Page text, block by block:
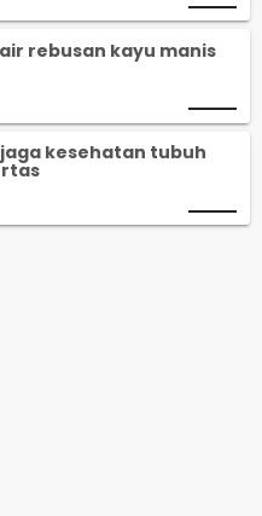
rebusan kayu manis
kesehatan tubuh